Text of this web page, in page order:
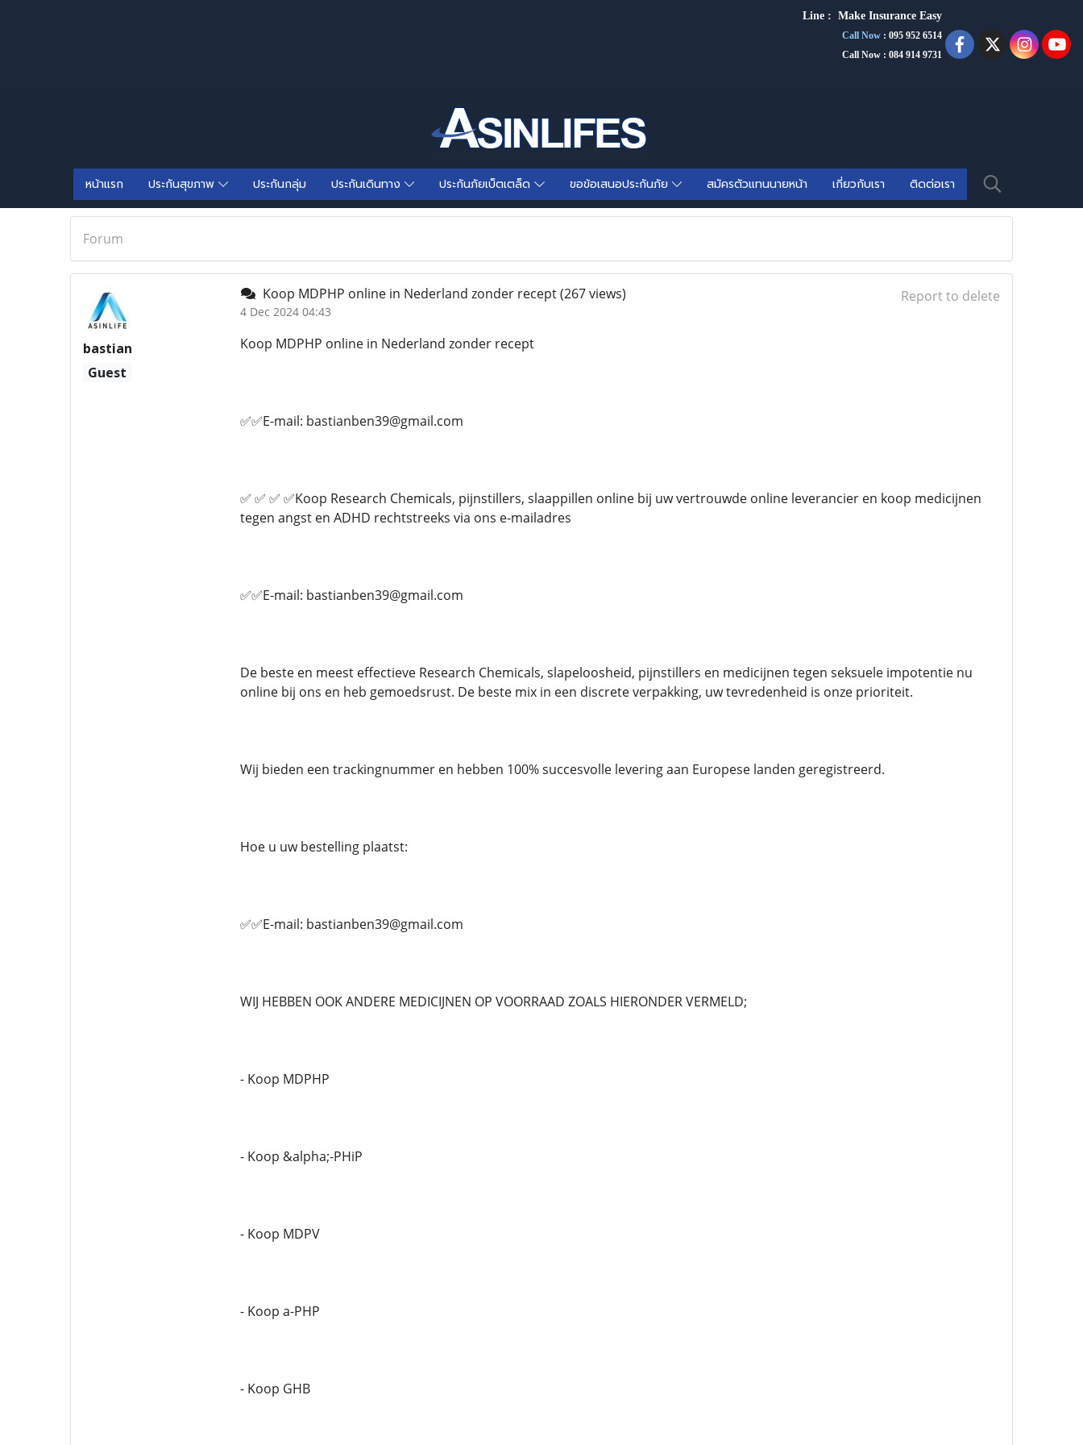
Line : Make Insurance Easy
Call Now : 095 952 6514
Call Now : 084 914 9731
หน้าแรก ประกันสุขภาพ ประกันกลุ่ม ประกันเดินทาง ประกันภัยเบ็ตเตล็ด ขอข้อเสนอประกันภัย สมัครตัวแทนนายหน้า เกี่ยวกับเรา ติดต่อเรา
Forum
bastian
Guest
Koop MDPHP online in Nederland zonder recept(267 views)
4 Dec 2024 04:43
Report to delete
Koop MDPHP online in Nederland zonder recept
✅✅E-mail: bastianben39@gmail.com
✅ ✅ ✅ ✅Koop Research Chemicals, pijnstillers, slaappillen online bij uw vertrouwde online leverancier en koop medicijnen
tegen angst en ADHD rechtstreeks via ons e-mailadres
✅✅E-mail: bastianben39@gmail.com
De beste en meest effectieve Research Chemicals, slapeloosheid, pijnstillers en medicijnen tegen seksuele impotentie nu
online bij ons en heb gemoedsrust. De beste mix in een discrete verpakking, uw tevredenheid is onze prioriteit.
Wij bieden een trackingnummer en hebben 100% succesvolle levering aan Europese landen geregistreerd.
Hoe u uw bestelling plaatst:
✅✅E-mail: bastianben39@gmail.com
WIJ HEBBEN OOK ANDERE MEDICIJNEN OP VOORRAAD ZOALS HIERONDER VERMELD;
- Koop MDPHP
- Koop &alpha;-PHiP
- Koop MDPV
- Koop a-PHP
- Koop GHB